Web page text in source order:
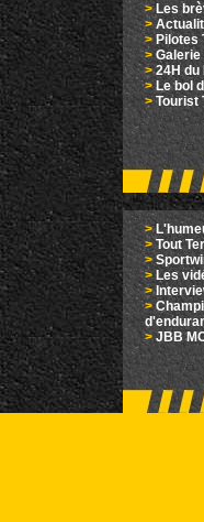
>Les
>
> Pilotes
>Galerie
>24H du
>Le bol
> Tourist
>
> Tout
>
> Les
>
>
> JBB